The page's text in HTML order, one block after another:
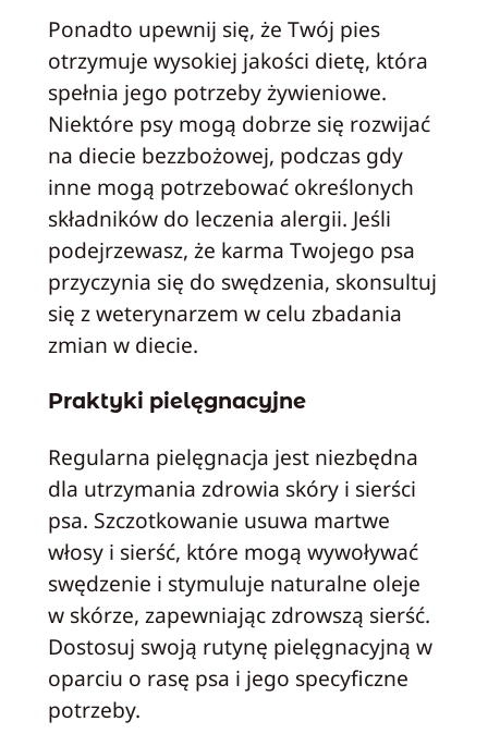
Ponadto upewnij się, że Twój pies
otrzymuje wysokiej jakości dietę, która
spełnia jego potrzeby żywieniowe.
Niektóre psy mogą dobrze się rozwijać
na diecie bezzbożowej, podczas gdy
inne mogą potrzebować określonych
składników do leczenia alergii. Jeśli
podejrzewasz, że karma Twojego psa
przyczynia się do swędzenia, skonsultuj
się z weterynarzem w celu zbadania
zmian w diecie.
Praktyki pielęgnacyjne
Regularna pielęgnacja jest niezbędna
dla utrzymania zdrowia skóry i sierści
psa. Szczotkowanie usuwa martwe
włosy i sierść, które mogą wywoływać
swędzenie i stymuluje naturalne oleje
w skórze, zapewniając zdrowszą sierść.
Dostosuj swoją rutynę pielęgnacyjną w
oparciu o rasę psa i jego specyficzne
potrzeby.